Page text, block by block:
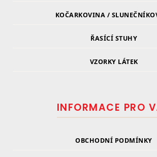
KOČARKOVINA /
ŘASÍCÍ STUHY
VZORKY LÁTEK
INFORMACE PRO
OBCHODNÍ PODMÍNKY